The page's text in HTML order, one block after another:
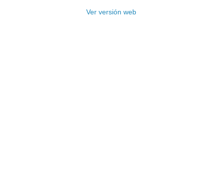
Ver versión web